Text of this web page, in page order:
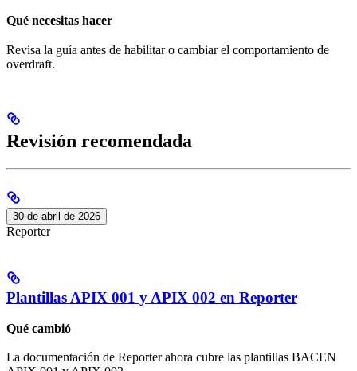
Qué necesitas hacer
Revisa la guía antes de habilitar o cambiar el comportamiento de
overdraft.
Revisión recomendada
30 de abril de 2026
Reporter
Plantillas APIX 001 y APIX 002 en Reporter
Qué cambió
La documentación de Reporter ahora cubre las plantillas BACEN